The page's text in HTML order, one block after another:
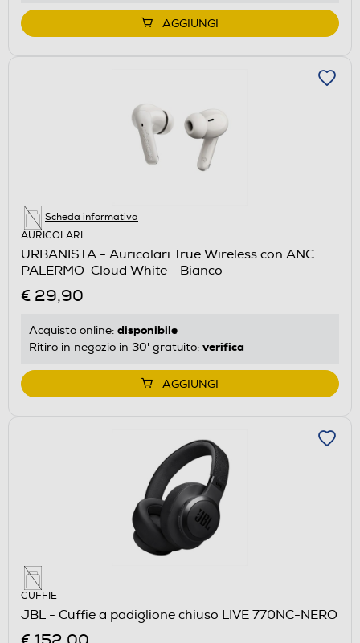
AGGIUNGI
Scheda informativa
AURICOLARI
URBANISTA - Auricolari True Wireless con ANC
PALERMO-Cloud White - Bianco
€ 29,90
Acquisto online: disponibile
Ritiro in negozio in 30' gratuito: verifica
AGGIUNGI
CUFFIE
JBL - Cuffie a padiglione chiuso LIVE 770NC-NERO